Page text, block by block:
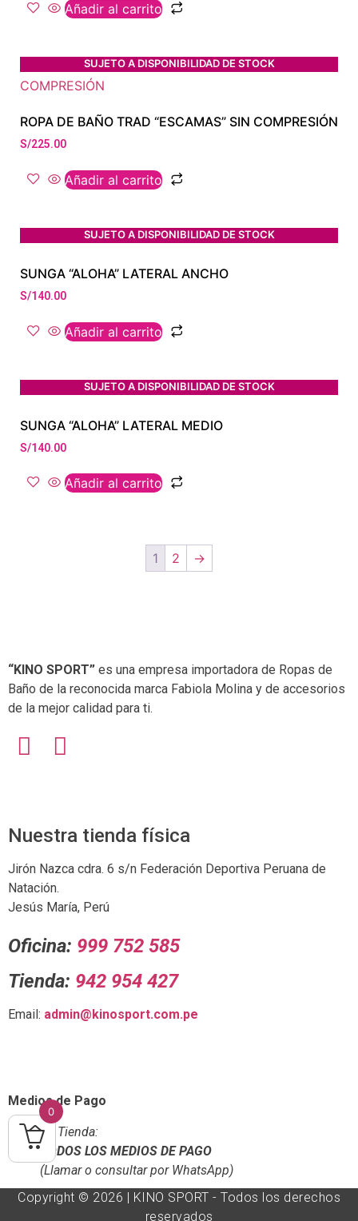
Añadir al carrito
SUJETO A DISPONIBILIDAD DE STOCK
ROPA DE BAÑO TRAD “ESCAMAS” SIN COMPRESIÓN
S/225.00
Añadir al carrito
SUJETO A DISPONIBILIDAD DE STOCK
SUNGA “ALOHA” LATERAL ANCHO
S/140.00
Añadir al carrito
SUJETO A DISPONIBILIDAD DE STOCK
SUNGA “ALOHA” LATERAL MEDIO
S/140.00
Añadir al carrito
1 2 →
“KINO SPORT” es una empresa importadora de Ropas de
Baño de la reconocida marca Fabiola Molina y de accesorios
de la mejor calidad para ti.
Nuestra tienda física
Jirón Nazca cdra. 6 s/n Federación Deportiva Peruana de
Natación.
Jesús María, Perú
Oficina: 999 752 585
Tienda: 942 954 427
Email: admin@kinosport.com.pe
Medios de Pago
En Tienda:
TODOS LOS MEDIOS DE PAGO
(Llamar o consultar por WhatsApp)
Copyright © 2026 | KINO SPORT - Todos los derechos
reservados
0